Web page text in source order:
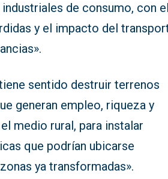
de consumo, con
y el impacto del
sentido destruir terrenos
generan empleo, riqueza y
medio rural, para instalar
que podrían ubicarse
ya transformadas».